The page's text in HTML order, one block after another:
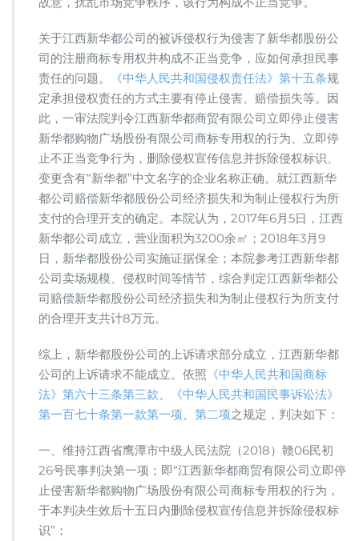
关于江西新华都公司的被诉侵权行为侵害了新华都股份公
司的注册商标专用权并构成不正当竞争，应如何承担民事
责任的问题。
《中华人民共和国侵权责任法》第十五条规
定承担侵权责任的方式主要有停止侵害、赔偿损失等。因
此，一审法院判令江西新华都商贸有限公司立即停止侵害
新华都购物广场股份有限公司商标专用权的行为、立即停
止不正当竞争行为，删除侵权宣传信息并拆除侵权标识、
变更含有“新华都”中文名字的企业名称正确。就江西新华
都公司赔偿新华都股份公司经济损失和为制止侵权行为所
支付的合理开支的确定。本院认为，2017年6月5日，江西
新华都公司成立，营业面积为3200余㎡；2018年3月9
日，新华都股份公司实施证据保全；本院参考江西新华都
公司卖场规模、侵权时间等情节，综合判定江西新华都公
司赔偿新华都股份公司经济损失和为制止侵权行为所支付
的合理开支共计8万元。
综上，新华都股份公司的上诉请求部分成立，江西新华都
公司的上诉请求不能成立。依照 《中华人民共和国商标
法》第六十三条第三款、
《中华人民共和国民事诉讼法》
第一百七十条第一款第一项、 第二项之规定，判决如下：
一、维持江西省鹰潭市中级人民法院（2018）赣06民初
26号民事判决第一项；即“江西新华都商贸有限公司立即停
止侵害新华都购物广场股份有限公司商标专用权的行为，
于本判决生效后十五日内删除侵权宣传信息并拆除侵权标
识”；